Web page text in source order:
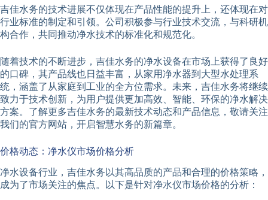
吉佳水务的技术进展不仅体现在产品性能的提升上，还体现在对
行业标准的制定和引领。公司积极参与行业技术交流，与科研机
构合作，共同推动净水技术的标准化和规范化。
随着技术的不断进步，吉佳水务的净水设备在市场上获得了良好
的口碑，其产品线也日益丰富，从家用净水器到大型水处理系
统，涵盖了从家庭到工业的全方位需求。未来，吉佳水务将继续
致力于技术创新，为用户提供更加高效、智能、环保的净水解决
方案。了解更多吉佳水务的最新技术动态和产品信息，敬请关注
我们的官方网站，开启智慧水务的新篇章。
价格动态：净水仪市场价格分析
净水设备行业，吉佳水务以其高品质的产品和合理的价格策略，
成为了市场关注的焦点。以下是针对净水仪市场价格的分析：